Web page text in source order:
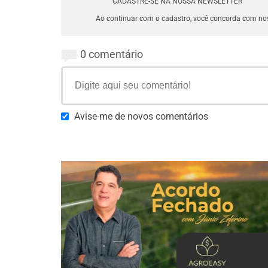
Ao continuar com o cadastro, você concorda com
0 comentário
Avise-me de novos comentários